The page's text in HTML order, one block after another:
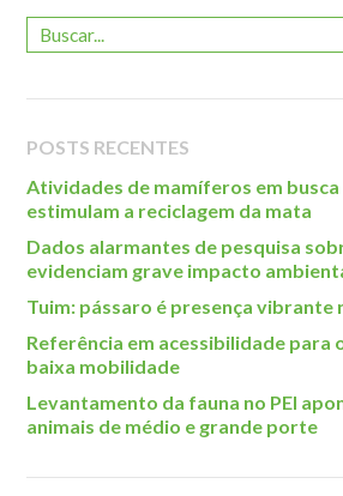
Terceira Idade
Inclusão Social
Blog
Newsletter
Notícias
Contato
Contato
Como chegar
Perguntas frequentes
Assessoria de Imprensa
Localização
POSTS RECENTES
Atividades de mamíferos em
estimulam a reciclagem da mata
Dados alarmantes de pesquisa
evidenciam grave impacto
Tuim: pássaro é presença vibrante
Referência em acessibilidade para
baixa mobilidade
Levantamento da fauna no PEI
animais de médio e grande porte